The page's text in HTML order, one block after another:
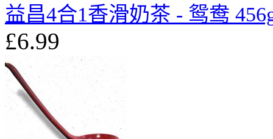
益昌4合1香滑奶茶 - 鸳鸯
£6.99